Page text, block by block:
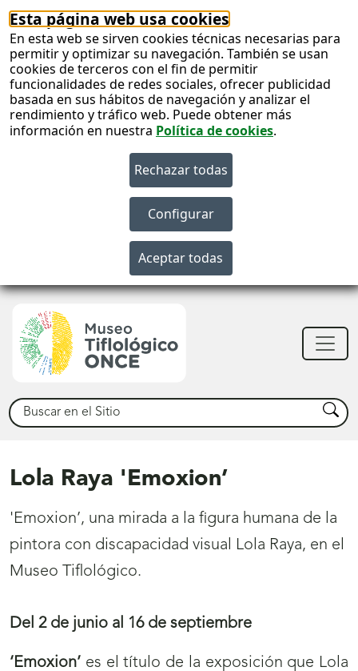
Esta página web usa cookies
En esta web se sirven cookies técnicas necesarias para
permitir y optimizar su navegación. También se usan
cookies de terceros con el fin de permitir
funcionalidades de redes sociales, ofrecer publicidad
basada en sus hábitos de navegación y analizar el
rendimiento y tráfico web. Puede obtener más
información en nuestra Política de cookies.
Buscar Buscar
Lola Raya 'Emoxion’
'Emoxion’, una mirada a la figura humana de la
pintora con discapacidad visual Lola Raya, en el
Museo Tiflológico.
Del 2 de junio al 16 de septiembre
‘Emoxion’ es el título de la exposición que Lola